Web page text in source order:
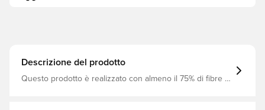
Descrizione del prodotto
Questo prodotto è realizzato con almeno il 75% di fibre di